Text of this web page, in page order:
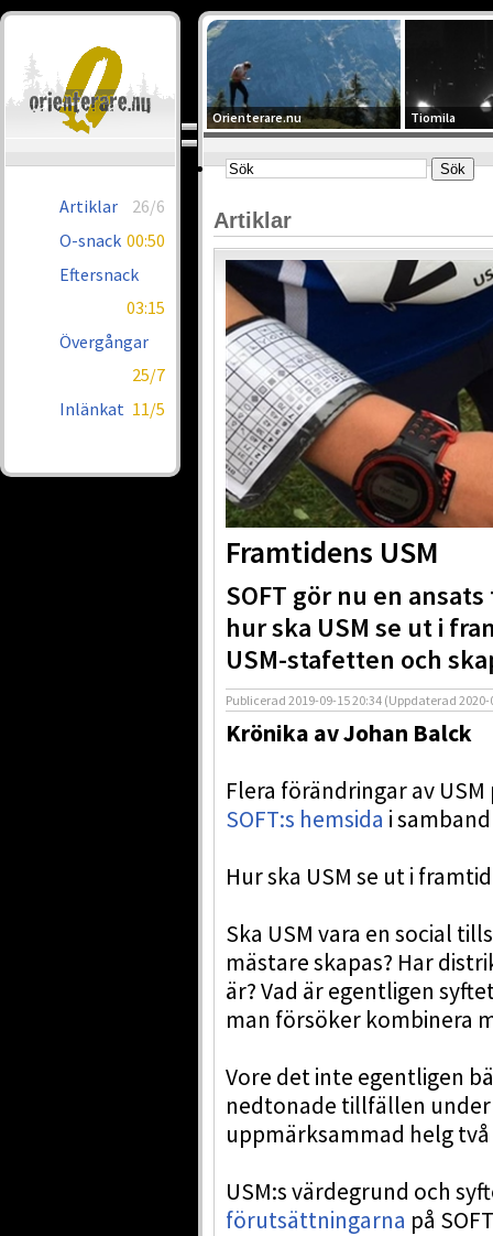
Artiklar
26/6
O-snack 00:50
Eftersnack
03:15
Övergångar
25/7
Inlänkat 11/5
Orienterare.nu Tiomila
Artiklar
Framtidens USM
SOFT gör nu en
hur ska USM se ut i
USM-stafetten och
Publicerad 2019-09-15 20:34 (Uppdaterad 2020-
Krönika av Johan Balck
Flera förändringar av
SOFT:s hemsida i
Hur ska USM se ut i
Ska USM vara en social
mästare skapas? Har
är? Vad är egentligen
man försöker kombinera
Vore det inte egentligen
nedtonade tillfällen
uppmärksammad helg
USM:s värdegrund och
förutsättningarna på